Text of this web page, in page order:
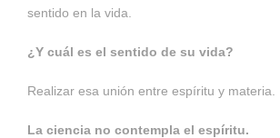
sentido en la vida.
¿Y cuál es el sentido de su vida?
Realizar esa unión entre espíritu y materia.
La ciencia no contempla el espíritu.